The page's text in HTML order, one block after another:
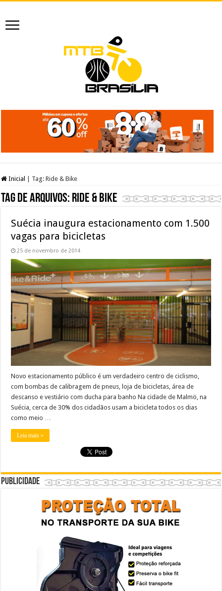
Inicial Tag:Ride & Bike
Tag de arquivos: Ride & Bike
Suécia inaugura estacionamento com 1.500
vagas para bicicletas
25 de novembro de 2014
Novo estacionamento público é um verdadeiro centro de ciclismo,
com bombas de calibragem de pneus, loja de bicicletas, área de
descanso e vestiário com ducha para banho Na cidade de Malmö, na
Suécia, cerca de 30% dos cidadãos usam a bicicleta todos os dias
como meio …
Leia mais »
Publicidade